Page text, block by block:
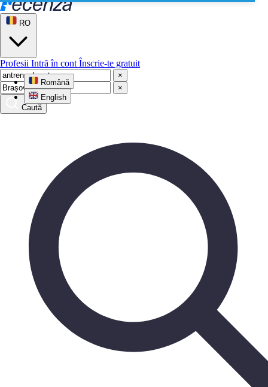
RO
Română
English
Profesii Intră în cont Înscrie-te gratuit
×
×
Caută